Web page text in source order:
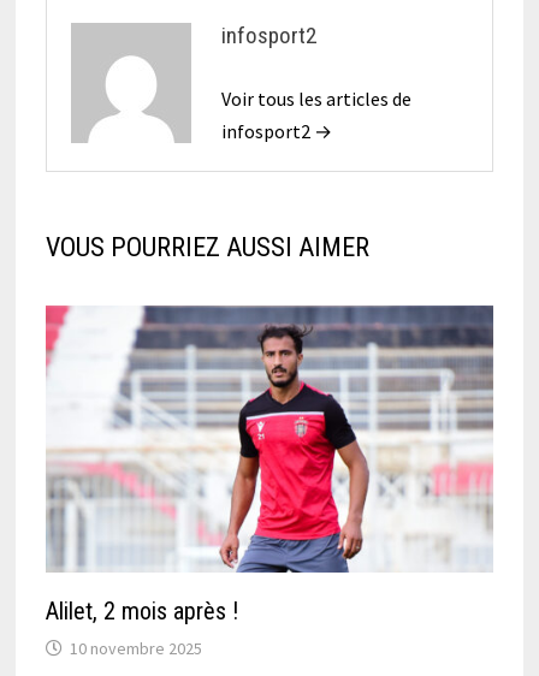
infosport2
Voir tous les articles de
infosport2 →
VOUS POURRIEZ AUSSI AIMER
Alilet, 2 mois après !
10 novembre 2025